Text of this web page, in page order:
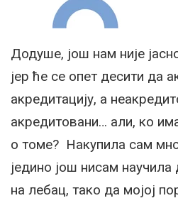
Додуше, још нам није
јер ће се опет десити да
акредитацију, а
акредитовани… али, ко
о томе? Накупила сам
једино још нисам
на лебац, тако да мојој